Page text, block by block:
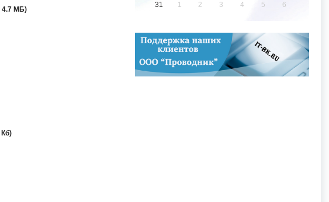
MБ)
31
1 2 3 4 5 6